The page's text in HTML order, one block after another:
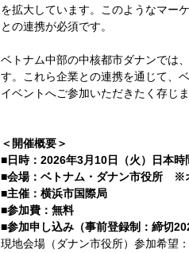
を拡大しています。このようなマー
との連携が必須です。
ベトナム中部の中核都市ダナンでは
す。これら企業との連携を通じて、
イベントへご参加いただきたく存じ
＜開催概要＞
■日時：2026年3月10日（火）日本時
■会場：ベトナム・ダナン市役所　※
■主催：横浜市国際局
■参加費：無料
■参加申し込み（事前登録制：締切
現地会場（ダナン市役所）参加希望